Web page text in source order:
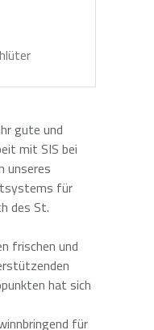
gute und
mit SIS bei
unseres
für
des St.
frischen und
hat sich
für